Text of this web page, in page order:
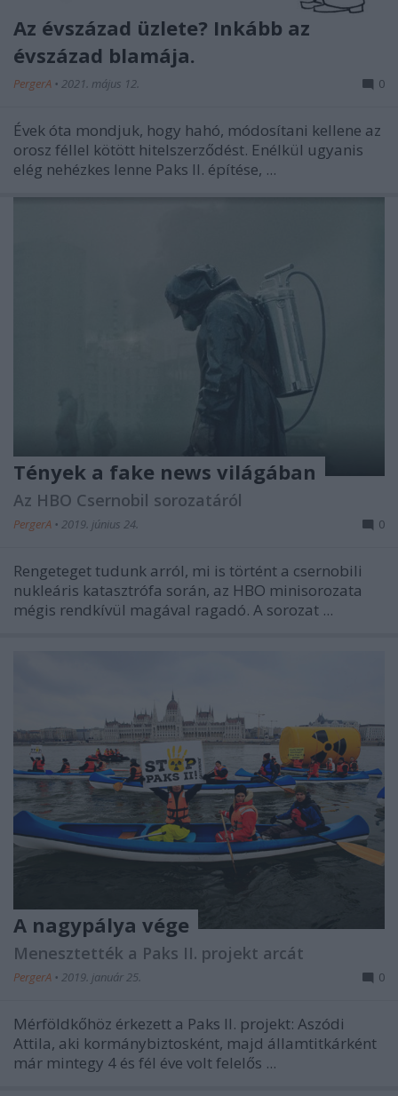
Az évszázad üzlete? Inkább az
évszázad blamája.
PergerA • 2021. május 12. 0
Évek óta mondjuk, hogy hahó, módosítani kellene az
orosz féllel kötött hitelszerződést. Enélkül ugyanis
elég nehézkes lenne Paks II. építése, ...
Tények a fake news világában
Az HBO Csernobil sorozatáról
PergerA • 2019. június 24. 0
Rengeteget tudunk arról, mi is történt a csernobili
nukleáris katasztrófa során, az HBO minisorozata
mégis rendkívül magával ragadó. A sorozat ...
A nagypálya vége
Menesztették a Paks II. projekt arcát
PergerA • 2019. január 25. 0
Mérföldkőhöz érkezett a Paks II. projekt: Aszódi
Attila, aki kormánybiztosként, majd államtitkárként
már mintegy 4 és fél éve volt felelős ...